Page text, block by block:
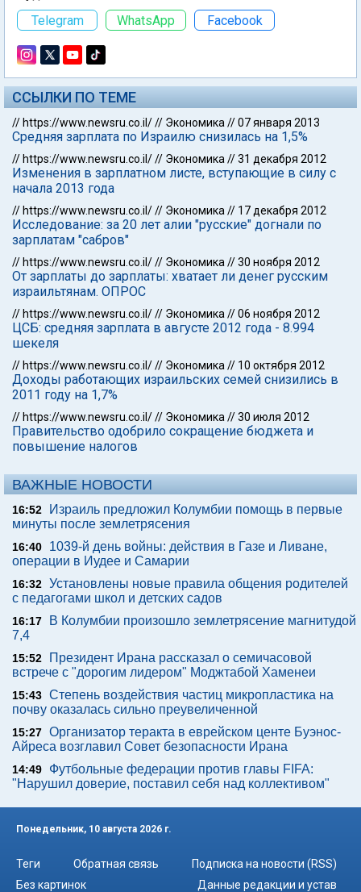
Telegram
WhatsApp Facebook
ССЫЛКИ ПО ТЕМЕ
// https://www.newsru.co.il/// Экономика //07 января 2013
Средняя зарплата по Израилю снизилась на 1,5%
// https://www.newsru.co.il/// Экономика //31 декабря 2012
Изменения в зарплатном листе, вступающие в силу с
начала 2013 года
// https://www.newsru.co.il/// Экономика // 17 декабря 2012
Исследование: за 20 лет алии "русские" догнали по
зарплатам "сабров"
// https://www.newsru.co.il/// Экономика //30 ноября 2012
От зарплаты до зарплаты: хватает ли денег русским
израильтянам. ОПРОС
// https://www.newsru.co.il/// Экономика //06 ноября 2012
ЦСБ: средняя зарплата в августе 2012 года - 8.994
шекеля
// https://www.newsru.co.il/// Экономика // 10 октября 2012
Доходы работающих израильских семей снизились в
2011 году на 1,7%
// https://www.newsru.co.il/// Экономика //30 июля 2012
Правительство одобрило сокращение бюджета и
повышениe налогов
ВАЖНЫЕ НОВОСТИ
16:52
Израиль предложил Колумбии помощь в первые
минуты после землетрясения
16:40
1039-й день войны: действия в Газе и Ливане,
операции в Иудее и Самарии
16:32 Установлены новые правила общения родителей
с педагогами школ и детских садов
16:17
В Колумбии произошло землетрясение магнитудой
7,4
15:52
Президент Ирана рассказал о семичасовой
встрече с "дорогим лидером" Моджтабой Хаменеи
15:43 Степень воздействия частиц микропластика на
почву оказалась сильно преувеличенной
15:27 Организатор теракта в еврейском центе Буэнос-
Айреса возглавил Совет безопасности Ирана
14:49
Футбольные федерации против главы FIFA:
"Нарушил доверие, поставил себя над коллективом"
Понедельник, 10 августа 2026 г.
Теги Обратная связь
Подписка на новости (RSS)
Без картинок
Данные редакции и устав